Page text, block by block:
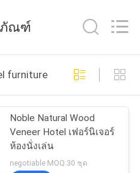
ณฑ์
furniture ผลิตออนไลน์
Noble Natural Wood
Veneer Hotel เฟอร์นิเจอร์
ห้องนั่งเล่น
negotiable MOQ:30 ชุด